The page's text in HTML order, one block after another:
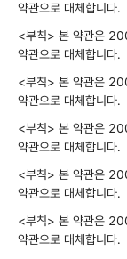
약관으로 대체합니다.
<부칙> 본 약관은
약관으로 대체합니다.
<부칙> 본 약관은
약관으로 대체합니다.
<부칙> 본 약관은
약관으로 대체합니다.
<부칙> 본 약관은
약관으로 대체합니다.
<부칙> 본 약관은
약관으로 대체합니다.